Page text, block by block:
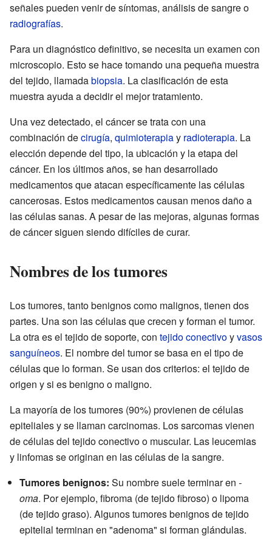
señales pueden venir de síntomas, análisis de sangre o
radiografías.
Para un diagnóstico definitivo, se necesita un examen con
microscopio. Esto se hace tomando una pequeña muestra
del tejido, llamadabiopsia. La clasificación de esta
muestra ayuda a decidir el mejor tratamiento.
Una vez detectado, el cáncer se trata con una
combinación decirugía, quimioterapiay radioterapia. La
elección depende del tipo, la ubicación y la etapa del
cáncer. En los últimos años, se han desarrollado
medicamentos que atacan específicamente las células
cancerosas. Estos medicamentos causan menos daño a
las células sanas. A pesar de las mejoras, algunas formas
de cáncer siguen siendo difíciles de curar.
Nombres de los tumores
Los tumores, tanto benignos como malignos, tienen dos
partes. Una son las células que crecen y forman el tumor.
La otra es el tejido de soporte, con tejido conectivoyvasos
sanguíneos. El nombre del tumor se basa en el tipo de
células que lo forman. Se usan dos criterios: el tejido de
origen y si es benigno o maligno.
La mayoría de los tumores (90%) provienen de células
epiteliales y se llaman carcinomas. Los sarcomas vienen
de células del tejido conectivo o muscular. Las leucemias
y linfomas se originan en las células de la sangre.
Tumores benignos: Su nombre suele terminar en -
oma. Por ejemplo, fibroma (de tejido fibroso) o lipoma
(de tejido graso). Algunos tumores benignos de tejido
epitelial terminan en "adenoma" si forman glándulas.